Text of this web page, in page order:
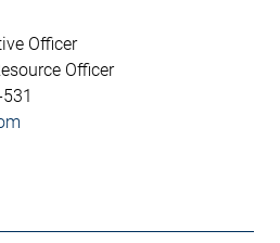
Officer
Officer